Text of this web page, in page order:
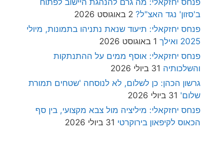
פנחס יחזקאלי: מה גרם להנהגת היישוב לפתוח
ב'סזון' נגד האצ"ל? 2 באוגוסט 2026
פנחס יחזקאלי: תיעוד שנאת נתניהו בתמונות, מיולי
2025 ואילך
1 באוגוסט 2026
פנחס יחזקאלי: אוסף ממים על ההתנתקות
והשלכותיה 31 ביולי 2026
גרשון הכהן: כן לשלום, לא לנוסחה 'שטחים תמורת
שלום' 31 ביולי 2026
פנחס יחזקאלי: מיליציה מול צבא מקצועי, בין סף
הכאוס לקיפאון בירוקרטי 31 ביולי 2026